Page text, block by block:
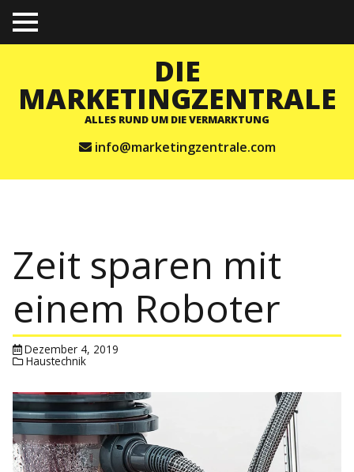
TO
GGL
DIE
MARKETINGZENTRALE
ALLES RUND UM DIE VERMARKTUNG
info@marketingzentrale.com
Zeit sparen mit
einem Roboter
Dezember 4, 2019
Haustechnik